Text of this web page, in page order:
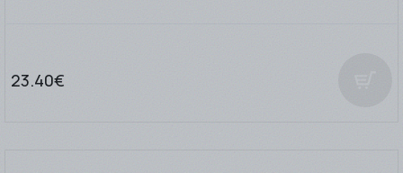
23.40€